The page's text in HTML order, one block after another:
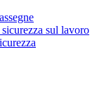
sul lavoro